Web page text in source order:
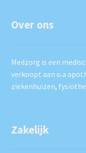
Over ons
Medzorg is een
verkoopt aan o.a
ziekenhuizen,
Zakelijk